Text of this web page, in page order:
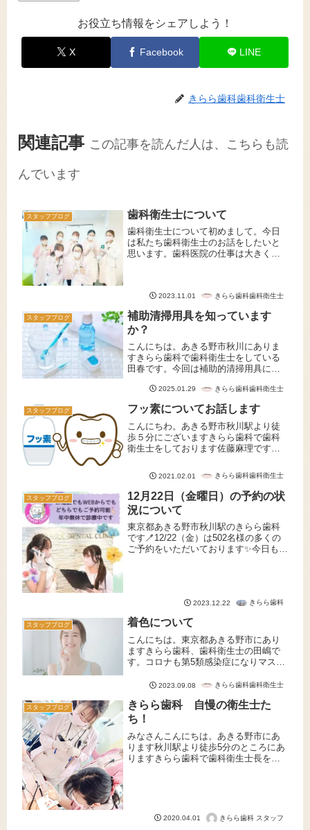
お役立ち情報をシェアしよう！
X Facebook LINE
きらら歯科歯科衛生士
関連記事 この記事を読んだ人は、こちらも読
んでいます
スタッフブログ 歯科衛生士について
歯科衛生士について初めまして。今日
は私たち歯科衛生士のお話をしたいと
思います。歯科医院の仕事は大きく分
いく、特に歯科衛生士と歯科助手の
違...
2023.11.01 きらら歯科歯科衛生士
スタッフブログ
補助清掃用具を知っています
か？
こんにちは。あきる野市秋川にありま
すきらら歯科で歯科衛生士をしている
田春です。今回は補助的清掃用具につ
シでは汚れが落ちない？皆さんは歯ブ
ラシを正しく使いブラッシングしてい
ても、6割しか歯垢(プラーク)は除去...
2025.01.29 きらら歯科歯科衛生士
スタッフブログ フッ素についてお話します
こんにちわ。あきる野市秋川駅より徒
歩５分にございますきらら歯科で歯科
衛生士をしております佐藤麻理です。
～フッ素とは～歯の質を強くする天然
元素のひとつで、 日常的に食事などを
通してわたしたちの身体に摂取され
て...
2021.02.01 きらら歯科歯科衛生士
スタッフブログ
12月22日（金曜日）の予約の状
況について
東京都あきる野市秋川駅のきらら歯科
です🪥12/22（金）は502名様の多くの
ご予約をいただいております✨今日も晴
2023.12.22 きらら歯科
スタッフブログ 着色について
こんにちは。東京都あきる野市にあり
ますきらら歯科、歯科衛生士の田嶋で
す。コロナも第5類感染症になりマスク
で隠れていた口元が見える事で着色等
か。本日は歯の着色についてお話い
た...
2023.09.08 きらら歯科歯科衛生士
スタッフブログ
きらら歯科 自慢の衛生士た
ち！
みなさんこんにちは。あきる野市にあ
ります秋川駅より徒歩5分のところにあ
りますきらら歯科で歯科衛生士長をし
2020.04.01 きらら歯科 スタッフ